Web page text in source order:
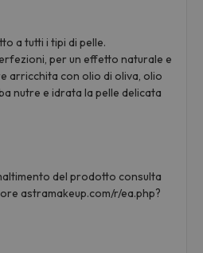
a tutti i tipi di pelle.
per un effetto naturale e
arricchita con olio di oliva, olio
nutre e idrata la pelle delicata
del prodotto consulta
astramakeup.com/r/ea.php?